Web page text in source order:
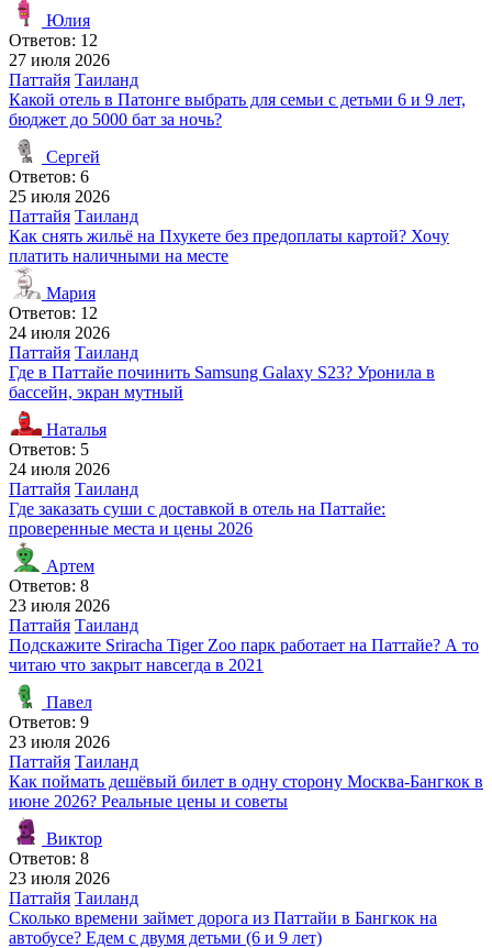
Юлия
Ответов: 12
27 июля 2026
Паттайя Таиланд
Какой отель в Патонге выбрать для семьи с детьми 6 и 9 лет,
бюджет до 5000 бат за ночь?
Сергей
Ответов: 6
25 июля 2026
Паттайя Таиланд
Как снять жильё на Пхукете без предоплаты картой? Хочу
платить наличными на месте
Мария
Ответов: 12
24 июля 2026
Паттайя Таиланд
Где в Паттайе починить Samsung Galaxy S23? Уронила в
бассейн, экран мутный
Наталья
Ответов: 5
24 июля 2026
Паттайя Таиланд
Где заказать суши с доставкой в отель на Паттайе:
проверенные места и цены 2026
Артем
Ответов: 8
23 июля 2026
Паттайя Таиланд
Подскажите Sriracha Tiger Zoo парк работает на Паттайе? А то
читаю что закрыт навсегда в 2021
Павел
Ответов: 9
23 июля 2026
Паттайя Таиланд
Как поймать дешёвый билет в одну сторону Москва-Бангкок в
июне 2026? Реальные цены и советы
Виктор
Ответов: 8
23 июля 2026
Паттайя Таиланд
Сколько времени займет дорога из Паттайи в Бангкок на
автобусе? Едем с двумя детьми (6 и 9 лет)